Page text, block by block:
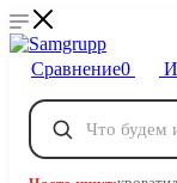
Сравнение0
Телефоны